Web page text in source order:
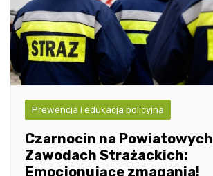
Prewencja i edukacja policyjna
Czarnocin na Powiatowych
Zawodach Strażackich:
Emocjonujące zmagania!